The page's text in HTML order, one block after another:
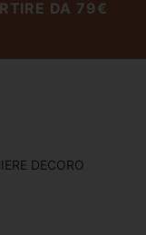
DA 79€
DECORO